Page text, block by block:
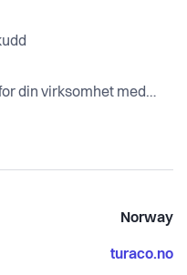
din virksomhet med
eller kun fokusere
Norway
turaco.no